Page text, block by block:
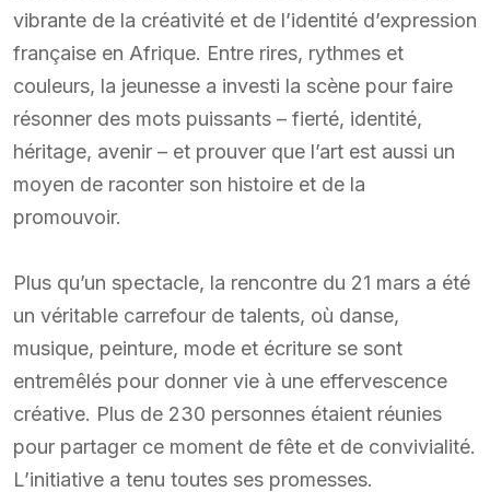
vibrante de la créativité et de l’identité d’expression
française en Afrique. Entre rires, rythmes et
couleurs, la jeunesse a investi la scène pour faire
résonner des mots puissants – fierté, identité,
héritage, avenir – et prouver que l’art est aussi un
moyen de raconter son histoire et de la
promouvoir.
Plus qu’un spectacle, la rencontre du 21 mars a été
un véritable carrefour de talents, où danse,
musique, peinture, mode et écriture se sont
entremêlés pour donner vie à une effervescence
créative. Plus de 230 personnes étaient réunies
pour partager ce moment de fête et de convivialité.
L’initiative a tenu toutes ses promesses.